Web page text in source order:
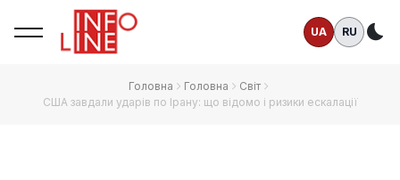
UA RU
Головна Головна
Світ
США завдали ударів по Ірану: що відомо і ризики ескалації